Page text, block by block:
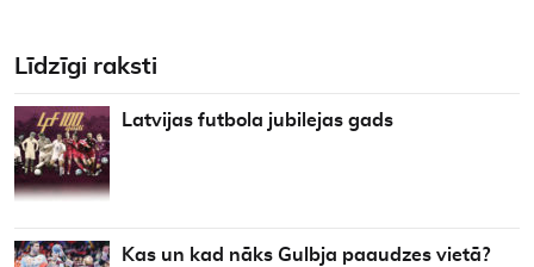
Līdzīgi raksti
Latvijas futbola jubilejas gads
Kas un kad nāks Gulbja paaudzes vietā?